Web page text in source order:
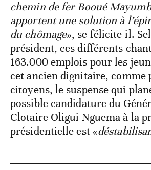
chemin de fer Booué
apportent une solution à
du chômage», se félicite-il.
président, ces différents
163.000 emplois pour les
cet ancien dignitaire, comme
citoyens, le suspense qui
possible candidature du
Clotaire Oligui Nguema à la
présidentielle est «